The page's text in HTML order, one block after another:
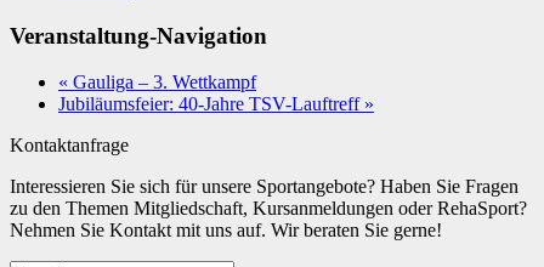
Veranstaltung-Navigation
« Gauliga – 3. Wettkampf
Jubiläumsfeier: 40-Jahre TSV-Lauftreff »
Kontaktanfrage
Interessieren Sie sich für unsere Sportangebote? Haben Sie Fragen
zu den Themen Mitgliedschaft, Kursanmeldungen oder RehaSport?
Nehmen Sie Kontakt mit uns auf. Wir beraten Sie gerne!